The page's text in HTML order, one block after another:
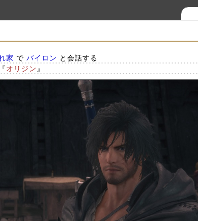
家 で バイロン と会話する
オリジン 』